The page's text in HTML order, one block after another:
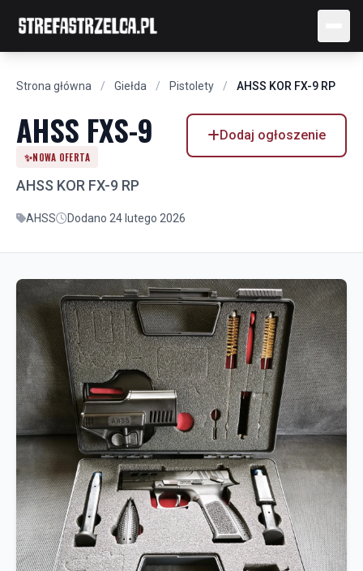
Strona główna / Giełda / Pistolety / AHSS KOR FX-9 RP
AHSS FXS-9
✨NOWA OFERTA
AHSS KOR FX-9 RP
Dodaj ogłoszenie
AHSS Dodano 24 lutego 2026